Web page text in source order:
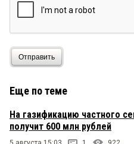
Отправить
Еще по теме
На газификацию частного
получит 600 млн рублей